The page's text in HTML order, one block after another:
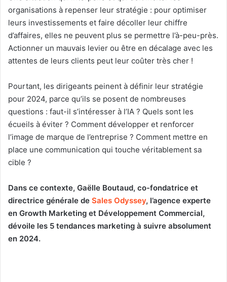
organisations à repenser leur stratégie : pour optimiser
leurs investissements et faire décoller leur chiffre
d’affaires, elles ne peuvent plus se permettre l’à-peu-près.
Actionner un mauvais levier ou être en décalage avec les
attentes de leurs clients peut leur coûter très cher !
Pourtant, les dirigeants peinent à définir leur stratégie
pour 2024, parce qu’ils se posent de nombreuses
questions : faut-il s’intéresser à l’IA ? Quels sont les
écueils à éviter ? Comment développer et renforcer
l’image de marque de l’entreprise ? Comment mettre en
place une communication qui touche véritablement sa
cible ?
Dans ce contexte, Gaëlle Boutaud, co-fondatrice et
directrice générale de Sales Odyssey, l’agence experte
en Growth Marketing et Développement Commercial,
dévoile les 5 tendances marketing à suivre absolument
en 2024.